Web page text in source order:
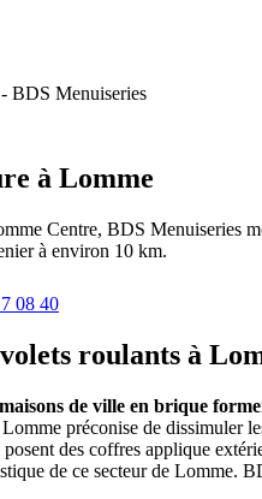
à Lomme
Centre, BDS Menuiseries
à environ 10 km.
08 40
roulants à
de ville en brique
préconise de dissimuler
des coffres applique
de ce secteur de Lomme.